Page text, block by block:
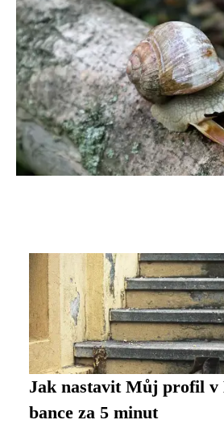
Jak nastavit Můj profil v
bance za 5 minut